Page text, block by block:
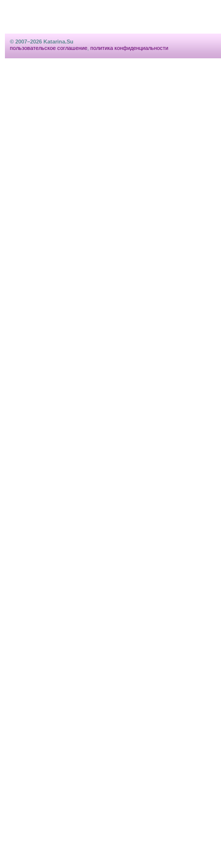
© 2007–2026 Katarina.Su
пользовательское соглашение политика конфиденциальности